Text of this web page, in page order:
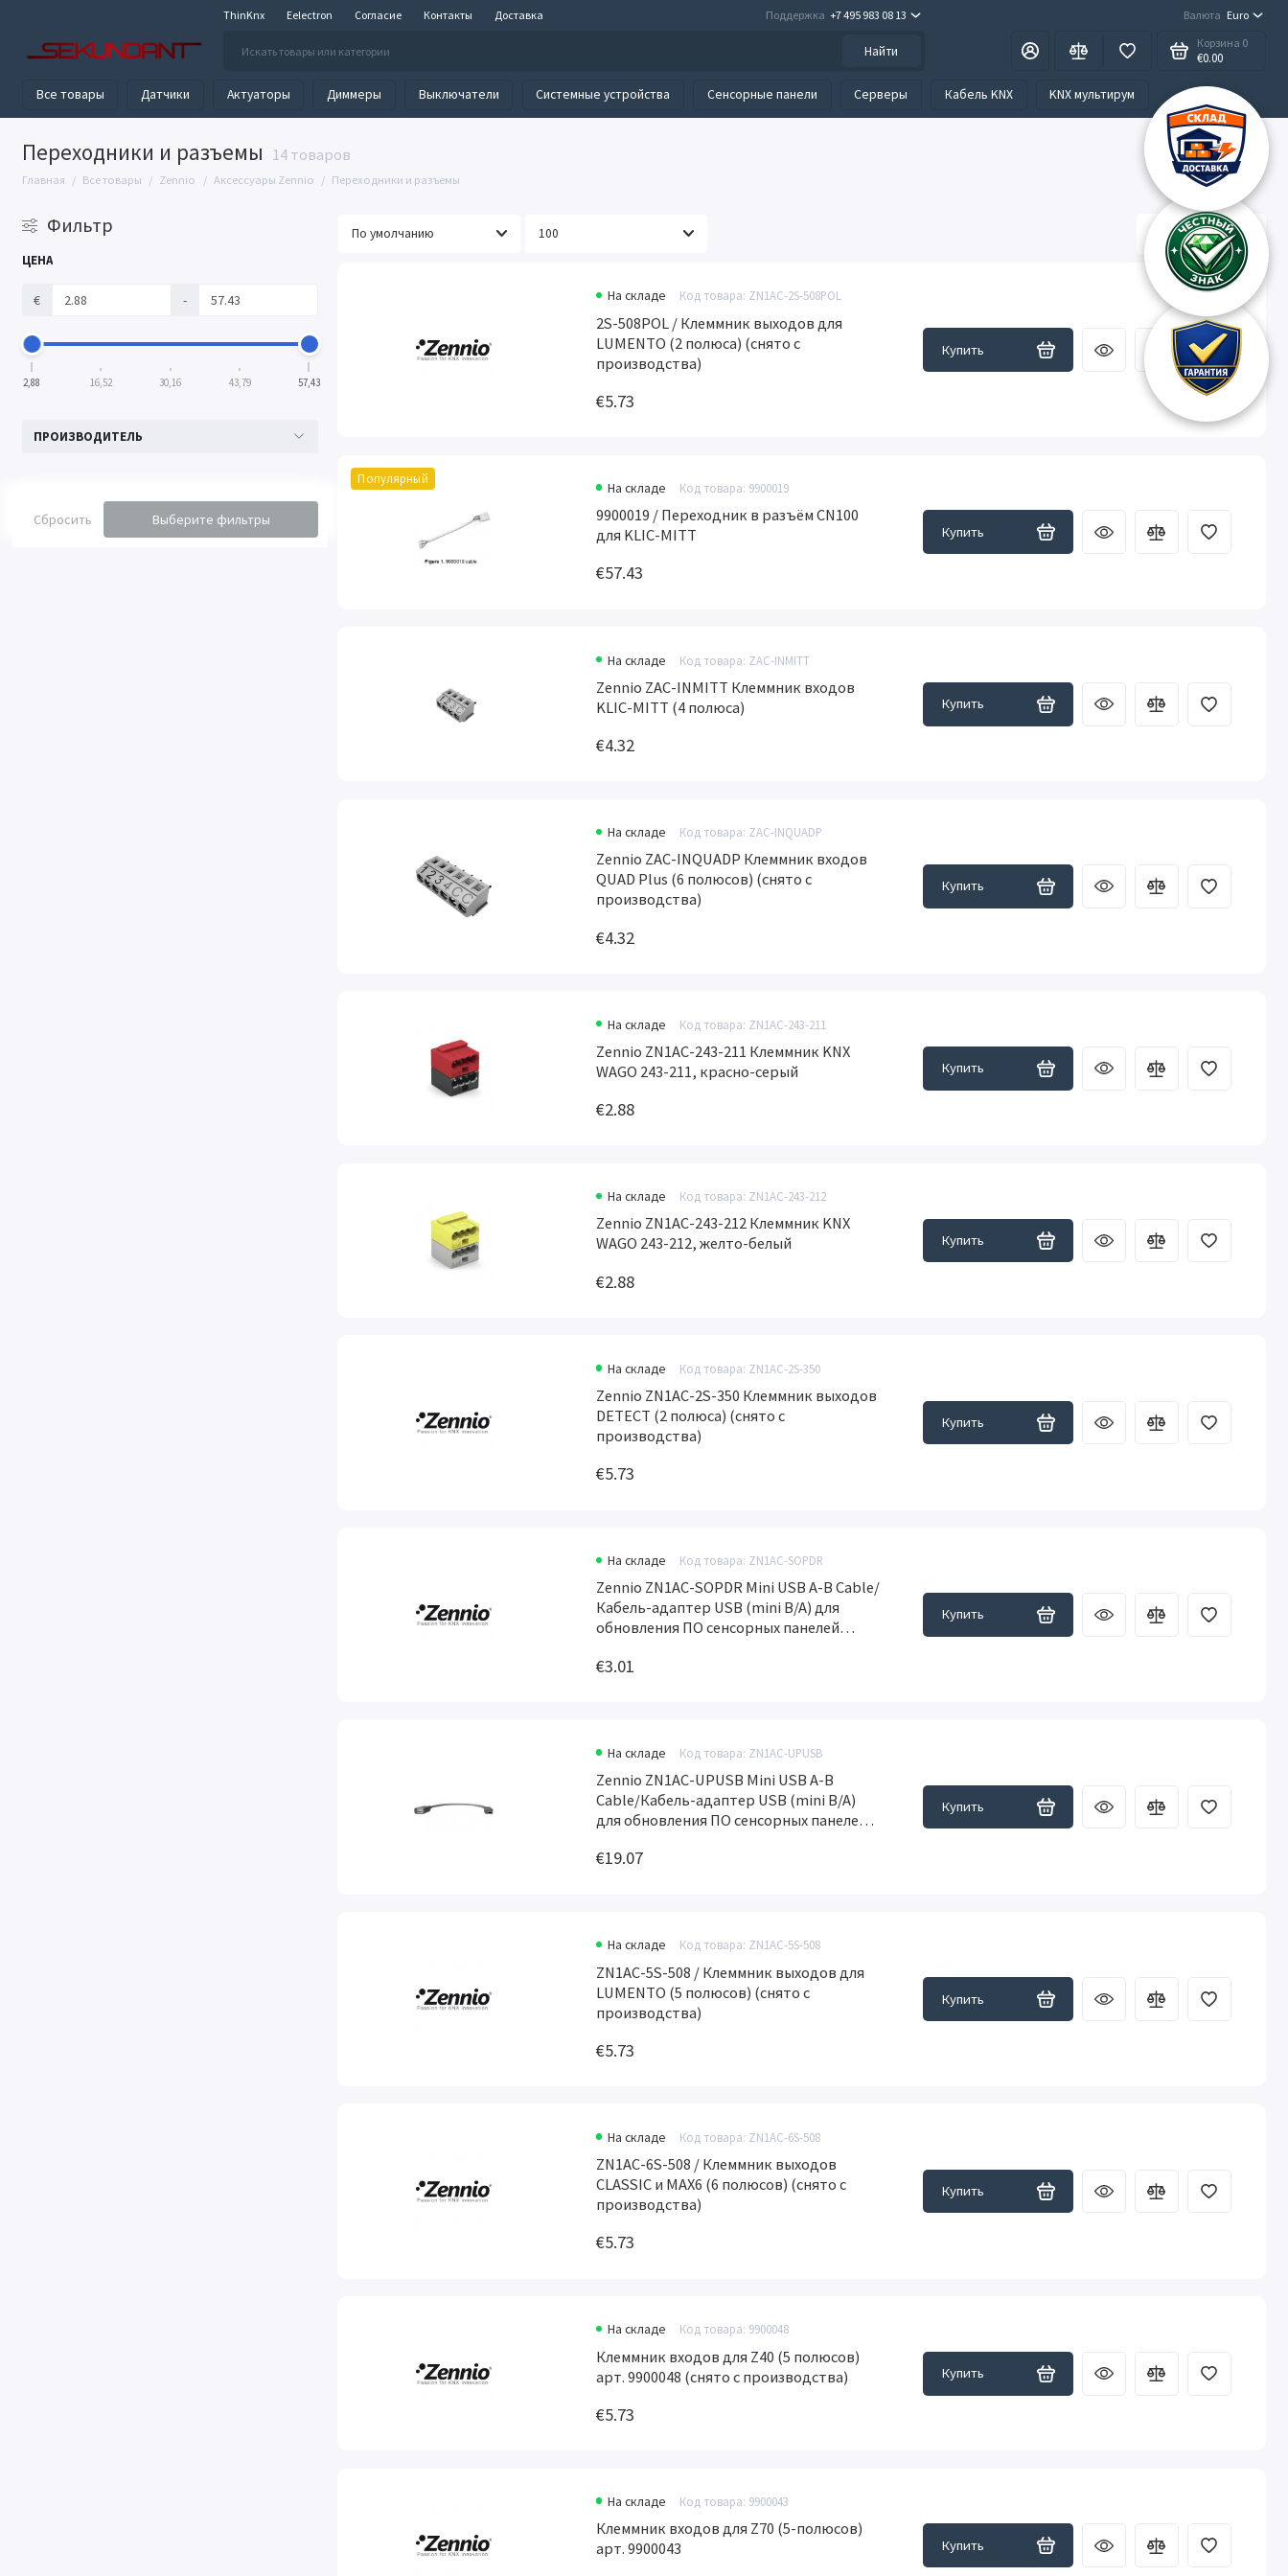
ThinKnx Eelectron Согласие Контакты Доставка Поддержка +7 495 983 08 13 Валюта Euro
Найти
Корзина 0
€0.00
Все товары Датчики Актуаторы Диммеры Выключатели Системные устройства Сенсорные панели Серверы Кабель KNX KNX мультирум
Переходники и разъемы 14 товаров
Главная Все товары Zennio Аксессуары Zennio Переходники и разъемы
Фильтр
ЦЕНА
€ -
2,88 16,52 30,16 43,79 57,43
ПРОИЗВОДИТЕЛЬ
Сбросить Выберите фильтры
На складе Код товара: ZN1AC-2S-508POL
2S-508POL / Клеммник выходов для
LUMENTO (2 полюса) (снято с
производства)
€5.73
Купить
Популярный
На складе Код товара: 9900019
9900019 / Переходник в разъём CN100
для KLIC-MITT
€57.43
Купить
На складе Код товара: ZAC-INMITT
Zennio ZAC-INMITT Клеммник входов
KLIC-MITT (4 полюса)
€4.32
Купить
На складе Код товара: ZAC-INQUADP
Zennio ZAC-INQUADP Клеммник входов
QUAD Plus (6 полюсов) (снято с
производства)
€4.32
Купить
На складе Код товара: ZN1AC-243-211
Zennio ZN1AC-243-211 Клеммник KNX
WAGO 243-211, красно-серый
€2.88
Купить
На складе Код товара: ZN1AC-243-212
Zennio ZN1AC-243-212 Клеммник KNX
WAGO 243-212, желто-белый
€2.88
Купить
На складе Код товара: ZN1AC-2S-350
Zennio ZN1AC-2S-350 Клеммник выходов
DETECT (2 полюса) (снято с
производства)
€5.73
Купить
На складе Код товара: ZN1AC-SOPDR
Zennio ZN1AC-SOPDR Mini USB A-B Cable/
Кабель-адаптер USB (mini B/A) для
обновления ПО сенсорных панелей
€3.01
Купить
На складе Код товара: ZN1AC-UPUSB
Zennio ZN1AC-UPUSB Mini USB A-B
Cable/Кабель-адаптер USB (mini B/A)
для обновления ПО сенсорных панелей
€19.07
Купить
На складе Код товара: ZN1AC-5S-508
ZN1AC-5S-508 / Клеммник выходов для
LUMENTO (5 полюсов) (снято с
производства)
€5.73
Купить
На складе Код товара: ZN1AC-6S-508
ZN1AC-6S-508 / Клеммник выходов
CLASSIC и MAX6 (6 полюсов) (снято с
производства)
€5.73
Купить
На складе Код товара: 9900048
Клеммник входов для Z40 (5 полюсов)
арт. 9900048 (снято с производства)
€5.73
Купить
На складе Код товара: 9900043
Клеммник входов для Z70 (5-полюсов)
арт. 9900043
Купить